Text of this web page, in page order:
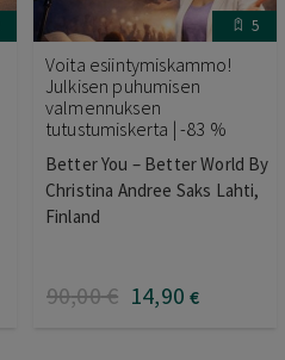
5
Voita esiintymiskammo!
Julkisen puhumisen
valmennuksen
tutustumiskerta | -83 %
Better You – Better World By
Christina Andree Saks Lahti,
Finland
90,00€ 14,90 €